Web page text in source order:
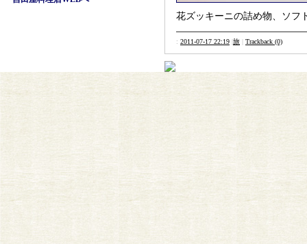
花ズッキーニの詰め物、ソフ
: 2011-07-17 22:19 旅 Trackback (0)